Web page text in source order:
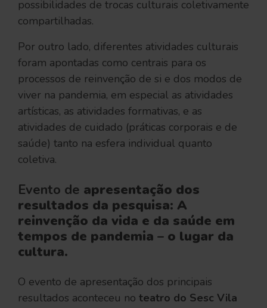
possibilidades de trocas culturais coletivamente
compartilhadas.
Por outro lado, diferentes atividades culturais
foram apontadas como centrais para os
processos de reinvenção de si e dos modos de
viver na pandemia, em especial as atividades
artísticas, as atividades formativas, e as
atividades de cuidado (práticas corporais e de
saúde) tanto na esfera individual quanto
coletiva.
Evento de apresentação dos
resultados da pesquisa: A
reinvenção da vida e da saúde em
tempos de pandemia – o lugar da
cultura.
O evento de apresentação dos principais
resultados aconteceu no teatro do Sesc Vila